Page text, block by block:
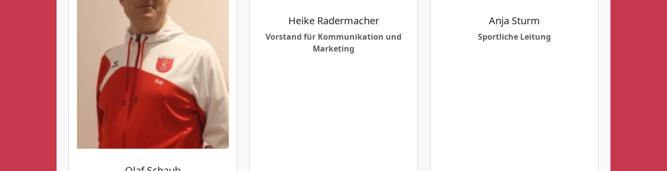
Heike Radermacher
Vorstand für Kommunikation und
Marketing
Anja Sturm
Sportliche Leitung